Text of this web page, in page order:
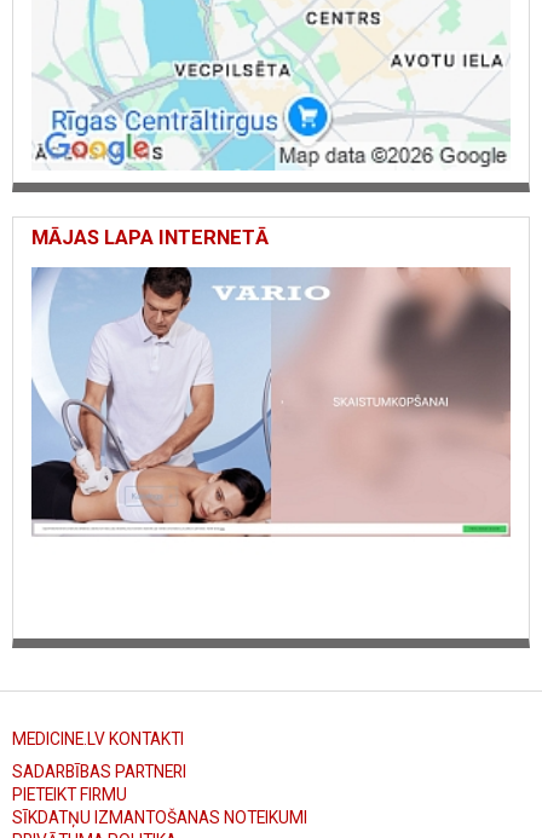
MĀJAS LAPA INTERNETĀ
MEDICINE.LV KONTAKTI
SADARBĪBAS PARTNERI
PIETEIKT FIRMU
SĪKDATŅU IZMANTOŠANAS NOTEIKUMI